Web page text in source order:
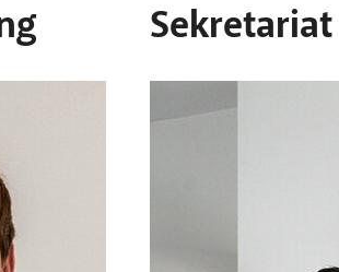
Sekretariat